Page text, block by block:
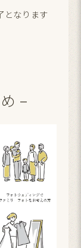
となります
–